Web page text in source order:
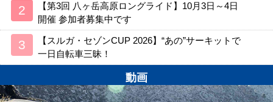
【第3回 八ヶ岳高原ロングライド】10月3日～4日
開催 参加者募集中です
【スルガ・セゾンCUP 2026】“あの”サーキットで
一日自転車三昧！
動画